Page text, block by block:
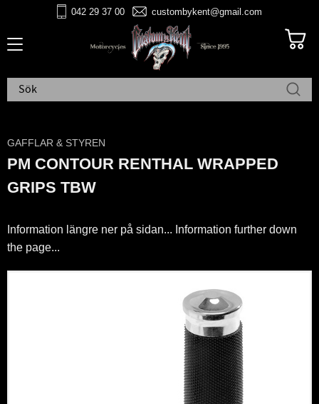
042 29 37 00 custombykent@gmail.com
GAFFLAR & STYREN
PM CONTOUR RENTHAL WRAPPED
GRIPS TBW
Information längre ner på sidan... Information further down
the page...